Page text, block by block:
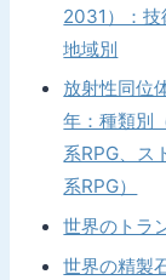
2031）：技
地域別
放射性同位
年：種類別
系RPG、ス
系RPG）
世界のトラ
世界の精製